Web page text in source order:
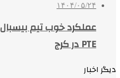
۱۴۰۴/۰۵/۲۴
عملکرد خوب تیم
PTE در کرج
دیگر اخبار